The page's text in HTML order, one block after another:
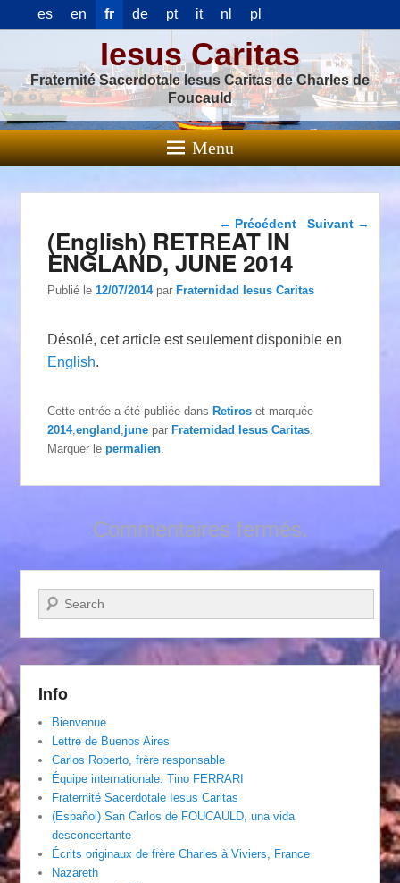
es en fr de pt it nl pl
Iesus Caritas
Fraternité Sacerdotale Iesus Caritas de Charles de
Foucauld
Menu
Navigation dans les
← Précédent Suivant →
(English) RETREAT IN
ENGLAND, JUNE 2014
Publié le12/07/2014 parFraternidad Iesus Caritas
Désolé, cet article est seulement disponible en
English.
Cette entrée a été publiée dansRetiros et marquée
2014,england june parFraternidad Iesus Caritas
Marquer lepermalien
Commentaires fermés.
Recherche
Info
Bienvenue
Lettre de Buenos Aires
Carlos Roberto, frère responsable
Équipe internationale. Tino FERRARI
Fraternité Sacerdotale Iesus Caritas
(Español) San Carlos de FOUCAULD, una vida
desconcertante
Écrits originaux de frère Charles à Viviers, France
Nazareth